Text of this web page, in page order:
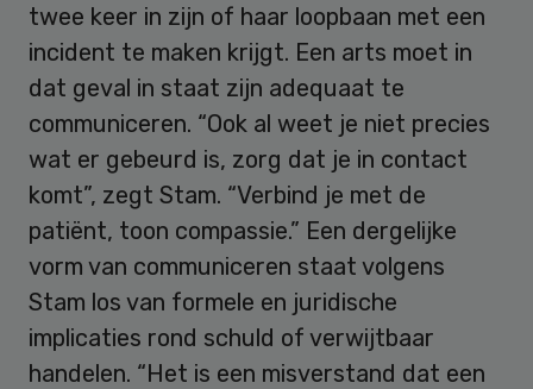
twee keer in zijn of haar loopbaan met een
incident te maken krijgt. Een arts moet in
dat geval in staat zijn adequaat te
communiceren. “Ook al weet je niet precies
wat er gebeurd is, zorg dat je in contact
komt”, zegt Stam. “Verbind je met de
patiënt, toon compassie.” Een dergelijke
vorm van communiceren staat volgens
Stam los van formele en juridische
implicaties rond schuld of verwijtbaar
handelen. “Het is een misverstand dat een